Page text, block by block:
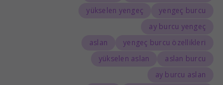
yengeç burcu
yükselen yengeç
ay burcu yengeç
yengeç burcu özellikleri
aslan
aslan burcu
yükselen aslan
ay burcu aslan